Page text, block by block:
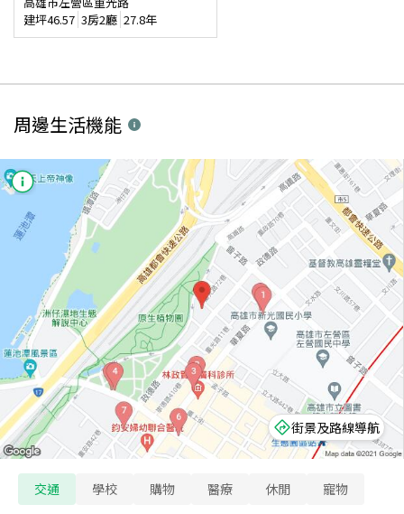
建坪46.57 3房2廳 27.8年
周邊生活機能
街景及路線導航
交通 學校 購物 醫療 休閒 寵物